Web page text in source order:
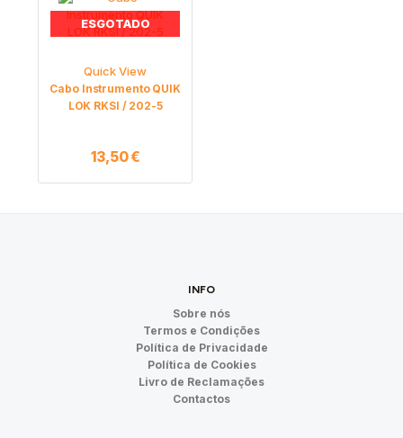
ESGOTADO
Quick View
Cabo Instrumento QUIK
LOK RKSI / 202-5
13,50€
INFO
Sobre nós
Termos e Condições
Política de Privacidade
Política de Cookies
Livro de Reclamações
Contactos